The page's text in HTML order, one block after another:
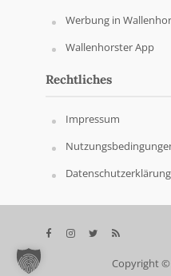
Werbung in
Wallenhorster App
Rechtliches
Impressum
Datenschutzerklärung
Copyright